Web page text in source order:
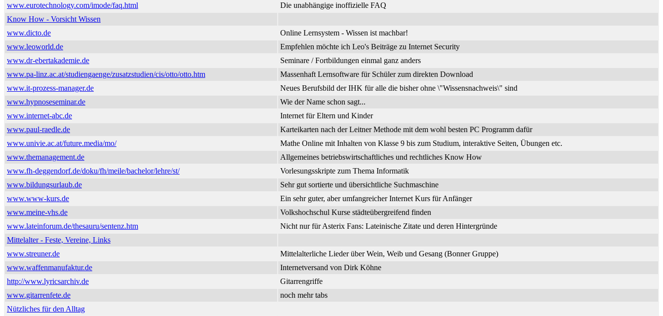
www.eurotechnology.com/imode/faq.html
Die unabhängige inoffizielle FAQ
Know How - Vorsicht Wissen
www.dicto.de
Online Lernsystem - Wissen ist machbar!
www.leoworld.de
Empfehlen möchte ich Leo's Beiträge zu Internet Security
www.dr-ebertakademie.de
Seminare / Fortbildungen einmal ganz anders
www.pa-linz.ac.at/studiengaenge/zusatzstudien/cis/otto/otto.htm
Massenhaft Lernsoftware für Schüler zum direkten Download
www.it-prozess-manager.de
Neues Berufsbild der IHK für alle die bisher ohne \"Wissensnachweis\" sind
www.hypnoseseminar.de
Wie der Name schon sagt...
www.internet-abc.de
Internet für Eltern und Kinder
www.paul-raedle.de
Karteikarten nach der Leitner Methode mit dem wohl besten PC Programm dafür
www.univie.ac.at/future.media/mo/
Mathe Online mit Inhalten von Klasse 9 bis zum Studium, interaktive Seiten, Übungen etc.
www.themanagement.de
Allgemeines betriebswirtschaftliches und rechtliches Know How
www.fh-deggendorf.de/doku/fh/meile/bachelor/lehre/st/
Vorlesungsskripte zum Thema Informatik
www.bildungsurlaub.de
Sehr gut sortierte und übersichtliche Suchmaschine
www.www-kurs.de
Ein sehr guter, aber umfangreicher Internet Kurs für Anfänger
www.meine-vhs.de
Volkshochschul Kurse städteübergreifend finden
www.lateinforum.de/thesauru/sentenz.htm
Nicht nur für Asterix Fans: Lateinische Zitate und deren Hintergründe
Mittelalter - Feste, Vereine, Links
www.streuner.de
Mittelalterliche Lieder über Wein, Weib und Gesang (Bonner Gruppe)
www.waffenmanufaktur.de
Internetversand von Dirk Köhne
http://www.lyricsarchiv.de
Gitarrengriffe
www.gitarrenfete.de
noch mehr tabs
Nützliches für den Alltag